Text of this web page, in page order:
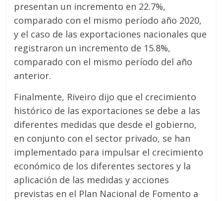
presentan un incremento en 22.7%,
comparado con el mismo período año 2020,
y el caso de las exportaciones nacionales que
registraron un incremento de 15.8%,
comparado con el mismo período del año
anterior.
Finalmente, Riveiro dijo que el crecimiento
histórico de las exportaciones se debe a las
diferentes medidas que desde el gobierno,
en conjunto con el sector privado, se han
implementado para impulsar el crecimiento
económico de los diferentes sectores y la
aplicación de las medidas y acciones
previstas en el Plan Nacional de Fomento a